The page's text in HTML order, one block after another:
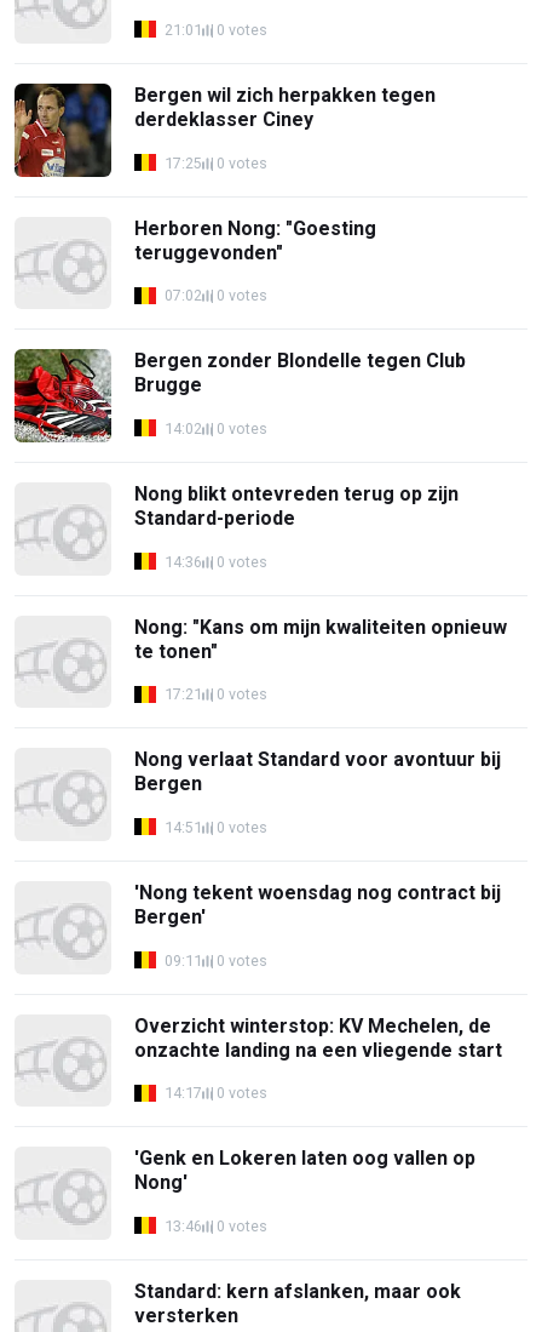
21:01 0 votes
Bergen wil zich herpakken tegen
derdeklasser Ciney
17:25 0 votes
Herboren Nong: "Goesting
teruggevonden"
07:02 0 votes
Bergen zonder Blondelle tegen Club
Brugge
14:02 0 votes
Nong blikt ontevreden terug op zijn
Standard-periode
14:36 0 votes
Nong: "Kans om mijn kwaliteiten opnieuw
te tonen"
17:21 0 votes
Nong verlaat Standard voor avontuur bij
Bergen
14:51 0 votes
'Nong tekent woensdag nog contract bij
Bergen'
09:11 0 votes
Overzicht winterstop: KV Mechelen, de
onzachte landing na een vliegende start
14:17 0 votes
'Genk en Lokeren laten oog vallen op
Nong'
13:46 0 votes
Standard: kern afslanken, maar ook
versterken